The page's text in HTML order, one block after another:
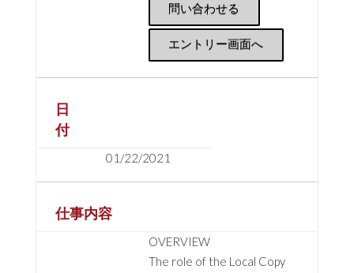
問い合わせる
エントリー画面へ
日
付
01/22/2021
仕事内容
OVERVIEW
The role of the Local Copy